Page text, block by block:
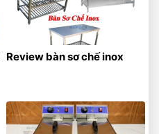
Review bàn sơ chế inox